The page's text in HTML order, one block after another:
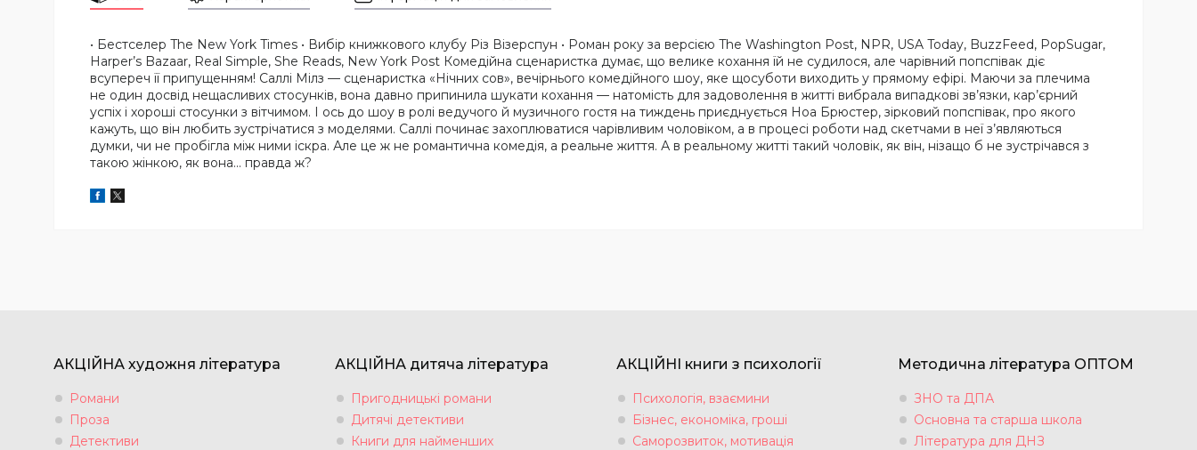
• Бестселер The New York Times • Вибір книжкового клубу Різ Візерспун • Роман року за версією The Washington Post, NPR, USA Today, BuzzFeed, PopSugar,
Harper’s Bazaar, Real Simple, She Reads, New York Post Комедійна сценаристка думає, що велике кохання їй не судилося, але чарівний попспівак діє
всупереч її припущенням! Саллі Мілз — сценаристка «Нічних сов», вечірнього комедійного шоу, яке щосуботи виходить у прямому ефірі. Маючи за плечима
не один досвід нещасливих стосунків, вона давно припинила шукати кохання — натомість для задоволення в житті вибрала випадкові зв’язки, кар’єрний
успіх і хороші стосунки з вітчимом. І ось до шоу в ролі ведучого й музичного гостя на тиждень приєднується Ноа Брюстер, зірковий попспівак, про якого
кажуть, що він любить зустрічатися з моделями. Саллі починає захоплюватися чарівливим чоловіком, а в процесі роботи над скетчами в неї з’являються
думки, чи не пробігла між ними іскра. Але це ж не романтична комедія, а реальне життя. А в реальному житті такий чоловік, як він, нізащо б не зустрічався з
такою жінкою, як вона... правда ж?
АКЦІЙНА художня література
Романи
Проза
Детективи
АКЦІЙНА дитяча література
Пригодницькі романи
Дитячі детективи
Книги для найменших
АКЦІЙНІ книги з психології
Психологія, взаємини
Бізнес, економіка, гроші
Саморозвиток, мотивація
Методична література ОПТОМ
ЗНО та ДПА
Основна та старша школа
Література для ДНЗ